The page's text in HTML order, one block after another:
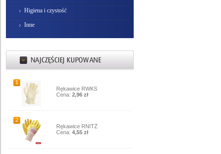
Higiena i czystość
Inne
1
Rękawice RWKS
Cena: 2,96 zł
2
Rękawice RNITŻ
Cena: 4,55 zł